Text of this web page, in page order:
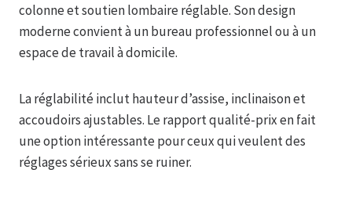
colonne et soutien lombaire réglable. Son design
moderne convient à un bureau professionnel ou à un
espace de travail à domicile.
La réglabilité inclut hauteur d’assise, inclinaison et
accoudoirs ajustables. Le rapport qualité-prix en fait
une option intéressante pour ceux qui veulent des
réglages sérieux sans se ruiner.